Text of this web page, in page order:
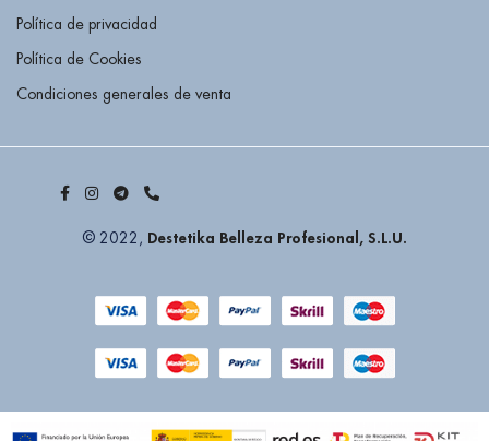
Política de privacidad
Política de Cookies
Condiciones generales de venta
© 2022, Destetika Belleza Profesional, S.L.U.